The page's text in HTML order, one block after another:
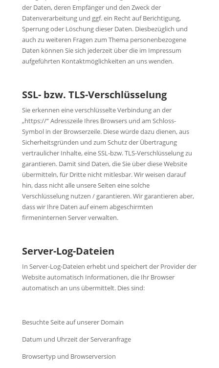
der Daten, deren Empfänger und den Zweck der
Datenverarbeitung und ggf. ein Recht auf Berichtigung,
Sperrung oder Löschung dieser Daten. Diesbezüglich und
auch zu weiteren Fragen zum Thema personenbezogene
Daten können Sie sich jederzeit über die im Impressum
aufgeführten Kontaktmöglichkeiten an uns wenden.
SSL- bzw. TLS-Verschlüsselung
Sie erkennen eine verschlüsselte Verbindung an der
„https://“ Adresszeile Ihres Browsers und am Schloss-
Symbol in der Browserzeile. Diese würde dazu dienen, aus
Sicherheitsgründen und zum Schutz der Übertragung
vertraulicher Inhalte, eine SSL-bzw. TLS-Verschlüsselung zu
garantieren. Damit sind Daten, die Sie über diese Website
übermitteln, für Dritte nicht mitlesbar. Wir weisen darauf
hin, dass nicht alle unsere Seiten eine solche
Verschlüsselung nutzen / garantieren. Wir garantieren aber,
dass wir Ihre Daten auf einem abgeschirmten
firmeninternen Server verwalten.
Server-Log-Dateien
In Server-Log-Dateien erhebt und speichert der Provider der
Website automatisch Informationen, die Ihr Browser
automatisch an uns übermittelt. Dies sind:
Besuchte Seite auf unserer Domain
Datum und Uhrzeit der Serveranfrage
Browsertyp und Browserversion